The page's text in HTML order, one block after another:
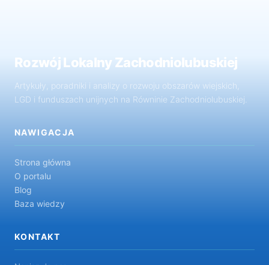
Rozwój Lokalny Zachodniolubuskiej
Artykuły, poradniki i analizy o rozwoju obszarów wiejskich,
LGD i funduszach unijnych na Równinie Zachodniolubuskiej.
NAWIGACJA
Strona główna
O portalu
Blog
Baza wiedzy
KONTAKT